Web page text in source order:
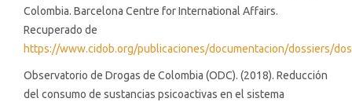
Colombia. Barcelona Centre for International Affairs.
Recuperado de
https://www.cidob.org/publicaciones/documentacion/dossiers/
Observatorio de Drogas de Colombia (ODC). (2018). Reducción
del consumo de sustancias psicoactivas en el sistema